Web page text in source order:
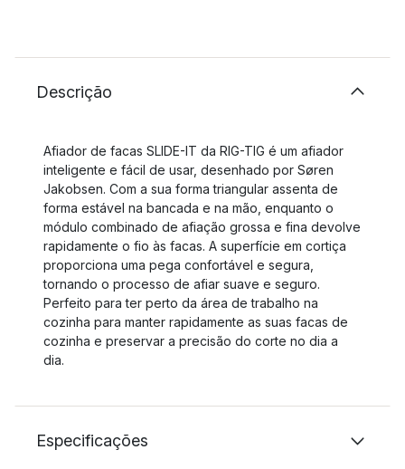
Descrição
Afiador de facas SLIDE-IT da RIG-TIG é um afiador
inteligente e fácil de usar, desenhado por Søren
Jakobsen. Com a sua forma triangular assenta de
forma estável na bancada e na mão, enquanto o
módulo combinado de afiação grossa e fina devolve
rapidamente o fio às facas. A superfície em cortiça
proporciona uma pega confortável e segura,
tornando o processo de afiar suave e seguro.
Perfeito para ter perto da área de trabalho na
cozinha para manter rapidamente as suas facas de
cozinha e preservar a precisão do corte no dia a
dia.
Especificações